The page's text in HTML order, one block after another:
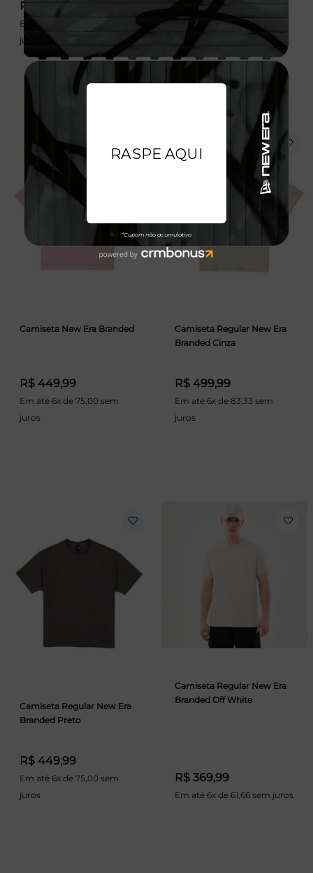
R$ 449,99
Em até 6x de 75,00 sem
juros
R$ 399,99
Em até 6x de 66,67 sem
juros
Camiseta New Era Branded
R$ 449,99
Em até 6x de 75,00 sem
juros
Camiseta Regular New Era
Branded Cinza
R$ 499,99
Em até 6x de 83,33 sem
juros
Camiseta Regular New Era
Branded Preto
R$ 449,99
Em até 6x de 75,00 sem
juros
Camiseta Regular New Era
Branded Off White
R$ 369,99
Em até 6x de 61,66 sem juros